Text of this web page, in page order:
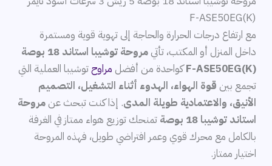
F-ASE50EG(K)
مع ارتفاع درجات الحرارة والحاجة إلى تهوية قوية ومستمرة
داخل المنزل أو المكتب، تأتي
مروحة توشيبا استاند 18 بوصة
F-ASE50EG(K)كواحدة من أفضل مراوحتوشيبا العملية التي
تجمع بين قوة الهواء، الهدوء أثناء التشغيل، التصميم
الأنيق، والاعتمادية طويلة المدى. إذا كنت تبحث عنمروحة
استاند توشيبا 18 بوصة
تمنحك توزيع هواء ممتاز في الغرفة
بالكامل مع محرك قوي وعمر افتراضي طويل، فهذه المروحة
اختيار ممتاز.